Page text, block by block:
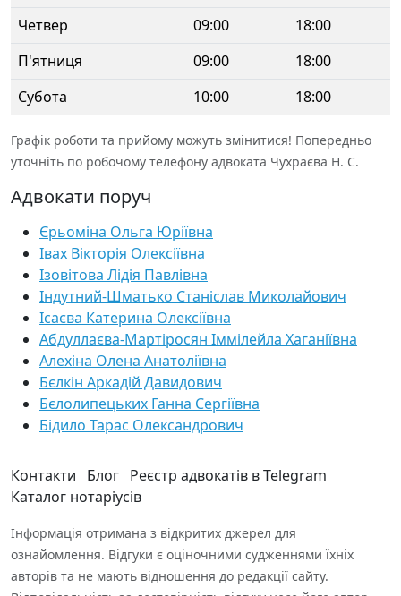
Четвер
09:00
18:00
П'ятниця
09:00
18:00
Субота
10:00 18:00
Графік роботи та прийому можуть змінитися! Попередньо
уточніть по робочому телефону адвоката Чухраєва Н. С.
Адвокати поруч
Єрьоміна Ольга Юріївна
Івах Вікторія Олексіївна
Ізовітова Лідія Павлівна
Індутний-Шматько Станіслав Миколайович
Ісаєва Катерина Олексіївна
Абдуллаєва-Мартіросян Іммілейла Хаганіївна
Алехіна Олена Анатоліївна
Бєлкін Аркадій Давидович
Бєлолипецьких Ганна Сергіївна
Бідило Тарас Олександрович
Контакти Блог Реєстр адвокатів в Telegram
Каталог нотаріусів
Інформація отримана з відкритих джерел для
ознайомлення. Відгуки є оціночними судженнями їхніх
авторів та не мають відношення до редакції сайту.